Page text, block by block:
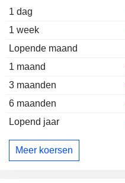
1 dag
1 week
Lopende maand
1 maand
3 maanden
6 maanden
Lopend jaar
Meer koersen